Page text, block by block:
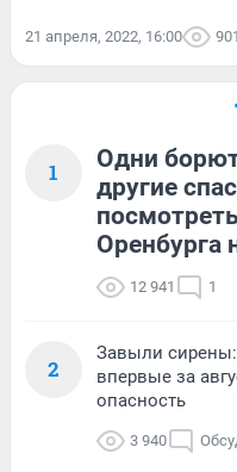
21 апреля, 2022, 16:00 901
1
Одни
другие
Оренбурга
12 941 1
2
Завыли сирены:
впервые за
опасность
3 940